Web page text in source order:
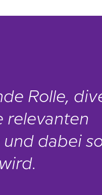
Rolle,
relevanten
dabei